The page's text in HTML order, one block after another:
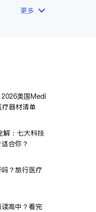
更多
美国Medi
器材清单
解：七大科技
合你？
？旅行医疗
高中？看完